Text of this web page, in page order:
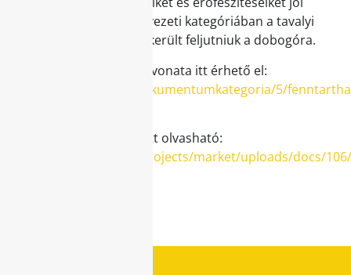
mutatja, hogy a környezeti kategóriában a tavalyi
9. helyről idén már sikerült feljutniuk a dobogóra.
A jelentés rövidebb kivonata itt érhető el:
https://market.hu/dokumentumkategoria/5/
A teljes verzió pedig itt olvasható:
https://market.hu/_projects/market/uploads/docs/